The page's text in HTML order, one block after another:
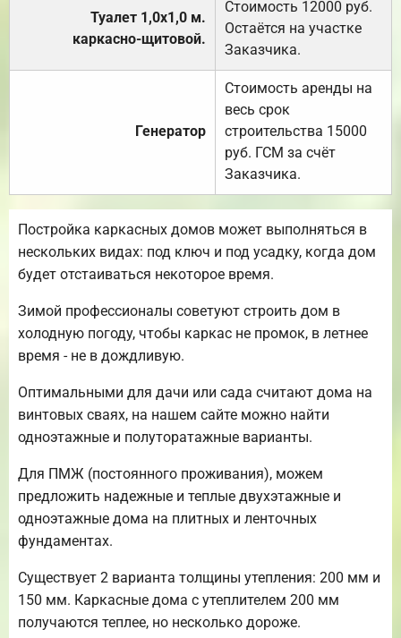
Туалет 1,0х1,0 м.
каркасно-щитовой.
Стоимость 12000 руб.
Остаётся на участке
Заказчика.
Генератор
Стоимость аренды на
весь срок
строительства 15000
руб. ГСМ за счёт
Заказчика.
Постройка каркасных домов может выполняться в
нескольких видах: под ключ и под усадку, когда дом
будет отстаиваться некоторое время.
Зимой профессионалы советуют строить дом в
холодную погоду, чтобы каркас не промок, в летнее
время - не в дождливую.
Оптимальными для дачи или сада считают дома на
винтовых сваях, на нашем сайте можно найти
одноэтажные и полуторатажные варианты.
Для ПМЖ (постоянного проживания), можем
предложить надежные и теплые двухэтажные и
одноэтажные дома на плитных и ленточных
фундаментах.
Существует 2 варианта толщины утепления: 200 мм и
150 мм. Каркасные дома с утеплителем 200 мм
получаются теплее, но несколько дороже.